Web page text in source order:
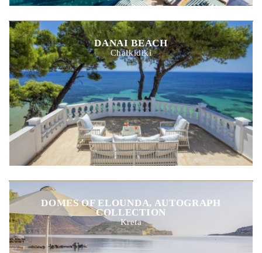
DANAI BEACH
Chalkidiki
DOMES OF ELOUNDA, AUTOGRAPH
COLLECTION
Kreta